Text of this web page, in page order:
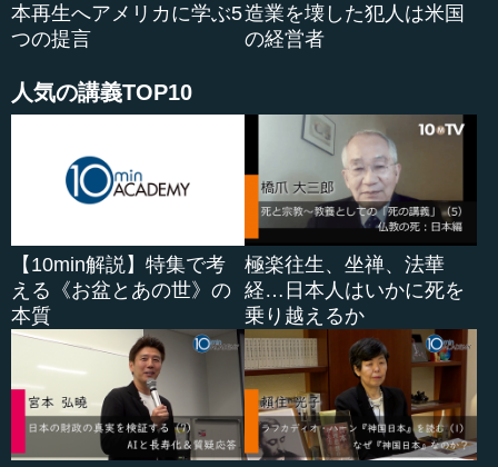
本再生へアメリカに学ぶ5
つの提言
造業を壊した犯人は米国
の経営者
人気の講義TOP10
【10min解説】特集で考
える《お盆とあの世》の
本質
極楽往生、坐禅、法華
経…日本人はいかに死を
乗り越えるか